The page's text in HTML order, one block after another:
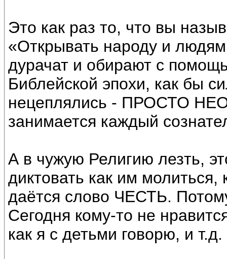
Это как раз то, что вы
«Открывать народу и
дурачат и обирают с
Библейской эпохи, как бы
нецеплялись - ПРОСТО
занимается каждый
А в чужую Религию лезть,
диктовать как им молиться,
даётся слово ЧЕСТЬ.
Сегодня кому-то не
как я с детьми говорю, и т.д.